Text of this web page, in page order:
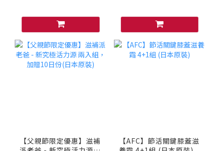
【父親節限定優惠】滋補
【AFC】節活關鍵膝蓋滋